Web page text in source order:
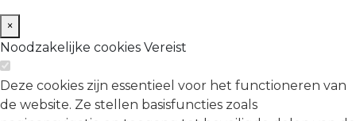
×
Noodzakelijke cookies Vereist
Deze cookies zijn essentieel voor het functioneren van
de website. Ze stellen basisfuncties zoals